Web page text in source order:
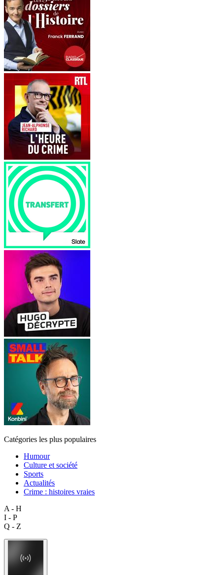
Catégories les plus populaires
Humour
Culture et société
Sports
Actualités
Crime : histoires vraies
A - H
I - P
Q - Z